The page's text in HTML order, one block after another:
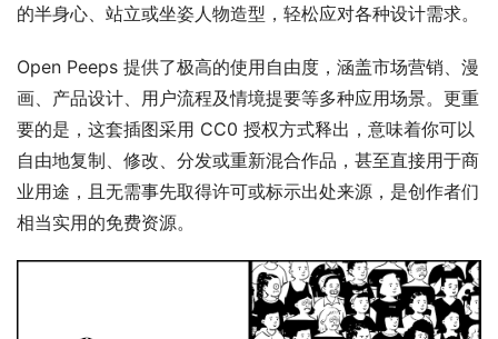
的半身心、站立或坐姿人物造型，轻松应对各种设计需求。
Open Peeps 提供了极高的使用自由度，涵盖市场营销、漫
画、产品设计、用户流程及情境提要等多种应用场景。更重
要的是，这套插图采用 CC0 授权方式释出，意味着你可以
自由地复制、修改、分发或重新混合作品，甚至直接用于商
业用途，且无需事先取得许可或标示出处来源，是创作者们
相当实用的免费资源。